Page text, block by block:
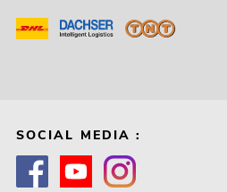
SOCIAL MEDIA :